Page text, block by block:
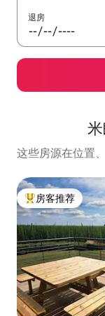
退房
这些房源在位置
热门「房客推荐」
房客推荐